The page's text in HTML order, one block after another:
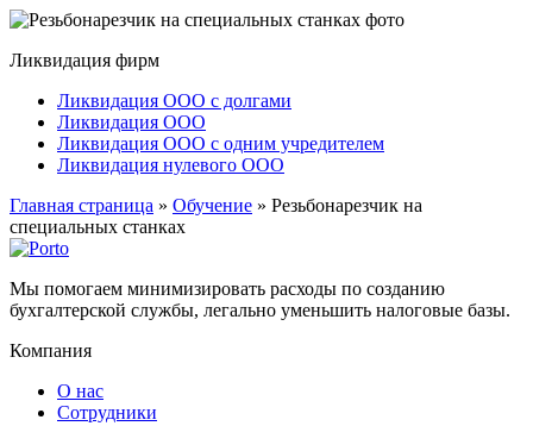
Ликвидация фирм
Ликвидация ООО с долгами
Ликвидация ООО
Ликвидация ООО с одним учредителем
Ликвидация нулевого ООО
Главная страница » Обучение » Резьбонарезчик на
специальных станках
Мы помогаем минимизировать расходы по созданию
бухгалтерской службы, легально уменьшить налоговые базы.
Компания
О нас
Сотрудники